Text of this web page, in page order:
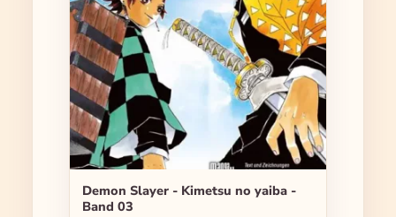
Demon Slayer - Kimetsu no yaiba -
Band 03